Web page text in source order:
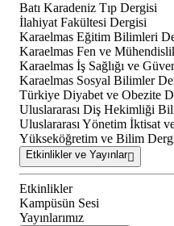
Batı Karadeniz Tıp Dergisi
İlahiyat Fakültesi Dergisi
Karaelmas Eğitim Bilimleri
Karaelmas Fen ve
Karaelmas İş Sağlığı ve
Karaelmas Sosyal Bilimler
Türkiye Diyabet ve Obezite
Uluslararası Diş Hekimliği
Uluslararası Yönetim İktisat
Yükseköğretim ve Bilim
Etkinlikler ve Yayınlar
Etkinlikler
Kampüsün Sesi
Yayınlarımız